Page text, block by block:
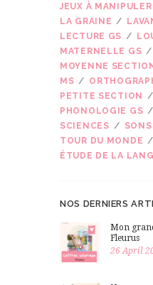
JEUX À MANIPULER
LA GRAINE
LECTURE GS
MATERNELLE GS
MOYENNE SECTION
MS
PETITE SECTION
PHONOLOGIE GS
SCIENCES
TOUR DU MONDE
ÉTUDE DE LA
NOS DERNIERS
Mon
Fleurus
26 April